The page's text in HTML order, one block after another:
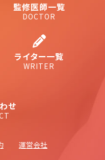
監修医師一覧
DOCTOR
ライター一覧
WRITER
せ
運営会社